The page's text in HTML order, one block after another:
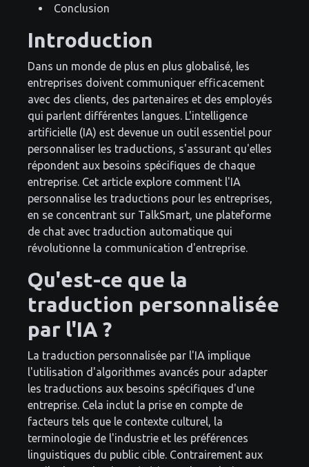
Conclusion
Introduction
Dans un monde de plus en plus globalisé, les
entreprises doivent communiquer efficacement
avec des clients, des partenaires et des employés
qui parlent différentes langues. L'intelligence
artificielle (IA) est devenue un outil essentiel pour
personnaliser les traductions, s'assurant qu'elles
répondent aux besoins spécifiques de chaque
entreprise. Cet article explore comment l'IA
personnalise les traductions pour les entreprises,
en se concentrant sur TalkSmart, une plateforme
de chat avec traduction automatique qui
révolutionne la communication d'entreprise.
Qu'est-ce que la
traduction personnalisée
par l'IA ?
La traduction personnalisée par l'IA implique
l'utilisation d'algorithmes avancés pour adapter
les traductions aux besoins spécifiques d'une
entreprise. Cela inclut la prise en compte de
facteurs tels que le contexte culturel, la
terminologie de l'industrie et les préférences
linguistiques du public cible. Contrairement aux